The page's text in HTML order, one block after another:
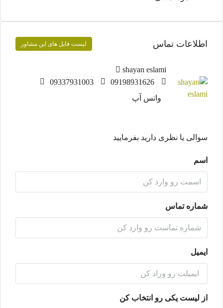
اطلاعات تماس لیست فایل های این مشاور
shayan eslami
09337931003
09198931626
واتس آپ
سوالی یا نظری دارید بفرمایید
اسم
شماره تماس
ایمیل
از لیست یکی رو انتخاب کن